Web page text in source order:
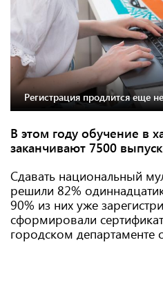
Регистрация продлится еще
В этом году обучение в
заканчивают 7500
Сдавать национальный
решили 82%
90% из них уже
сформировали
городском департаменте